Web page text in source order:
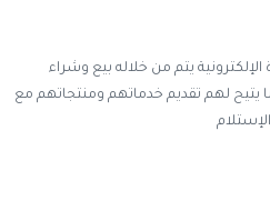
يتم من خلاله بيع وشراء
يتيح لهم تقديم خدماتهم ومنتجاتهم مع